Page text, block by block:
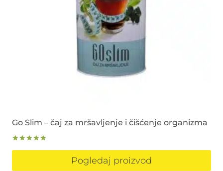
Go Slim – čaj za mršavljenje i čišćenje organizma
Pogledaj proizvod